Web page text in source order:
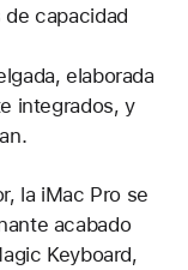
capacidad
elaborada
integrados, y
la iMac Pro se
acabado
Keyboard,